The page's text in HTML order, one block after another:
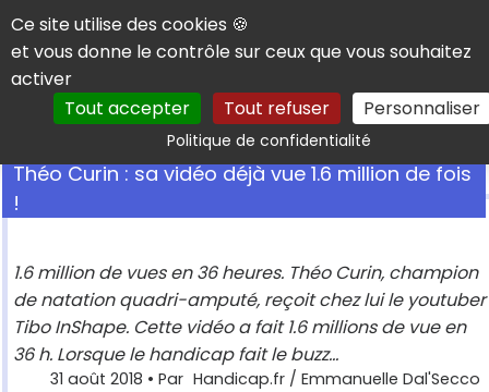
Panneau de gestion des cookies
Ce site utilise des cookies 🍪
et vous donne le contrôle sur ceux que vous souhaitez
activer
Tout accepter
Tout refuser Personnaliser
Politique de confidentialitéRechercher
Théo Curin : sa vidéo déjà vue 1.6 million de fois
!
1.6 million de vues en 36 heures. Théo Curin, champion
de natation quadri-amputé, reçoit chez lui le youtuber
Tibo InShape. Cette vidéo a fait 1.6 millions de vue en
36 h. Lorsque le handicap fait le buzz...
31 août 2018 • Par Handicap.fr / Emmanuelle Dal'Secco